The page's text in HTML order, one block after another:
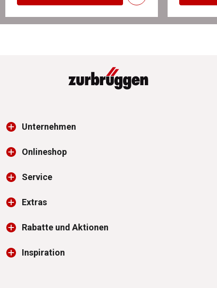
Unternehmen
Onlineshop
Service
Extras
Rabatte und Aktionen
Inspiration